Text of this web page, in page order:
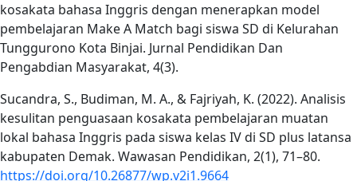
kosakata bahasa Inggris dengan menerapkan model
pembelajaran Make A Match bagi siswa SD di Kelurahan
Tunggurono Kota Binjai. Jurnal Pendidikan Dan
Pengabdian Masyarakat, 4(3).
Sucandra, S., Budiman, M. A., & Fajriyah, K. (2022). Analisis
kesulitan penguasaan kosakata pembelajaran muatan
lokal bahasa Inggris pada siswa kelas IV di SD plus latansa
kabupaten Demak. Wawasan Pendidikan, 2(1), 71–80.
https://doi.org/10.26877/wp.v2i1.9664